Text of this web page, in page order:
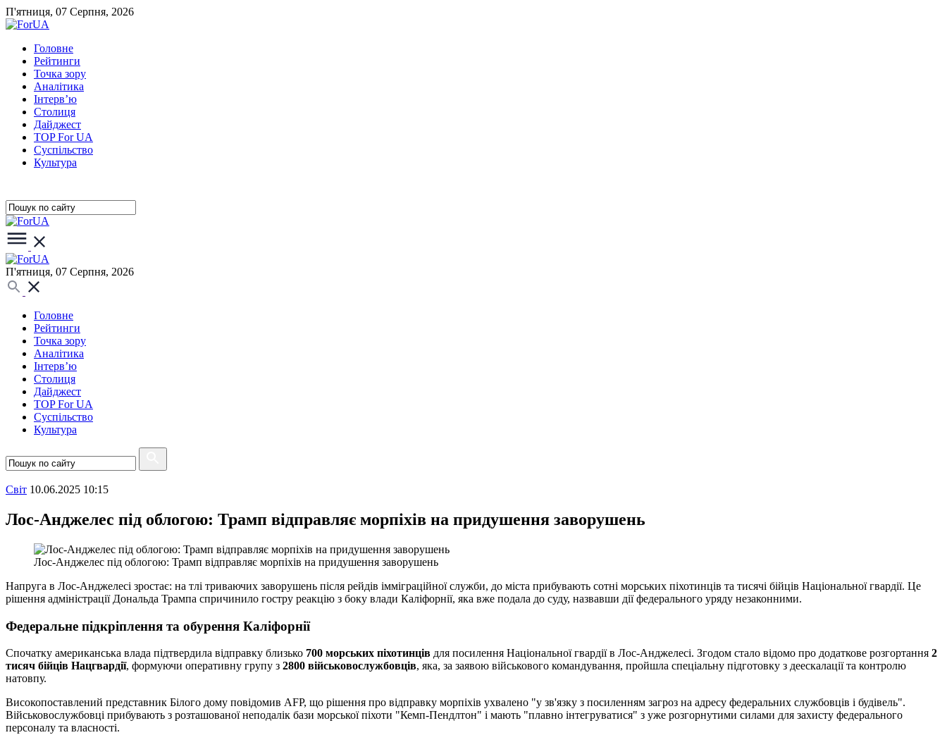
П'ятниця, 07 Серпня, 2026
Головне
Рейтинги
Точка зору
Аналітика
Інтерв’ю
Столиця
Дайджест
TOP For UA
Суспiльство
Культура
П'ятниця, 07 Серпня, 2026
Головне
Рейтинги
Точка зору
Аналітика
Інтерв’ю
Столиця
Дайджест
TOP For UA
Суспiльство
Культура
Свiт 10.06.2025 10:15
Лос-Анджелес під облогою: Трамп відправляє морпіхів на придушення заворушень
Лос-Анджелес під облогою: Трамп відправляє морпіхів на придушення заворушень
Напруга в Лос-Анджелесі зростає: на тлі триваючих заворушень після рейдів імміграційної служби, до міста прибувають сотні морських піхотинців та тисячі бійців Національної гвардії. Це
рішення адміністрації Дональда Трампа спричинило гостру реакцію з боку влади Каліфорнії, яка вже подала до суду, назвавши дії федерального уряду незаконними.
Федеральне підкріплення та обурення Каліфорнії
Спочатку американська влада підтвердила відправку близько 700 морських піхотинців для посилення Національної гвардії в Лос-Анджелесі. Згодом стало відомо про додаткове розгортання 2
тисяч бійців Нацгвардії, формуючи оперативну групу з 2800 військовослужбовців, яка, за заявою військового командування, пройшла спеціальну підготовку з деескалації та контролю
натовпу.
Високопоставлений представник Білого дому повідомив AFP, що рішення про відправку морпіхів ухвалено "у зв'язку з посиленням загроз на адресу федеральних службовців і будівель".
Військовослужбовці прибувають з розташованої неподалік бази морської піхоти "Кемп-Пендлтон" і мають "плавно інтегруватися" з уже розгорнутими силами для захисту федерального
персоналу та власності.